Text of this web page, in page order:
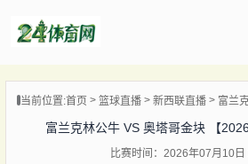
播当前位置:首页 篮球直播 新西联直播
富兰克林公牛 VS 奥塔哥金块 【
比赛时间：2026年07月10